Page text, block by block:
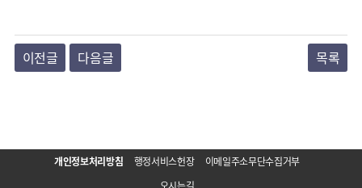
이전글 다음글 목록
개인정보처리방침 행정서비스헌장
이메일주소무단수집거부